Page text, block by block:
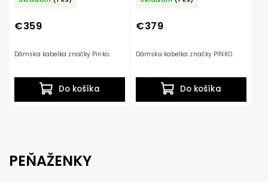
€359
Do košíka
Dámska kabelka značky Pinko.
€379
Do košíka
Dámska kabelka značky PINKO.
PEŇAŽENKY